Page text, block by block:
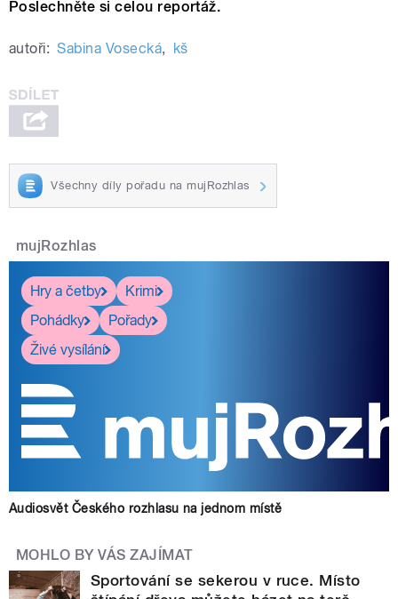
Poslechněte si celou reportáž.
autoři: Sabina Vosecká, kš
Všechny díly pořadu na mujRozhlas
mujRozhlas
Hry a četby
Krimi
Pohádky
Pořady
Živé vysílání
Audiosvět Českého rozhlasu na jednom místě
MOHLO BY VÁS ZAJÍMAT
Sportování se sekerou v ruce. Místo